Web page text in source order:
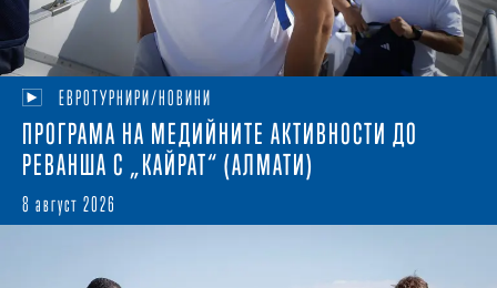
ЕВРОТУРНИРИ/НОВИНИ
ПРОГРАМА НА МЕДИЙНИТЕ АКТИВНОСТИ ДО
РЕВАНША С „КАЙРАТ“ (АЛМАТИ)
8 август 2026